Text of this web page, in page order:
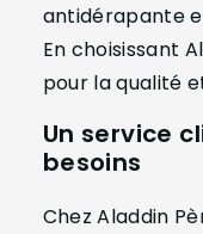
antidérapante
En choisissant
pour la qualité
Un service
besoins
Chez Aladdin